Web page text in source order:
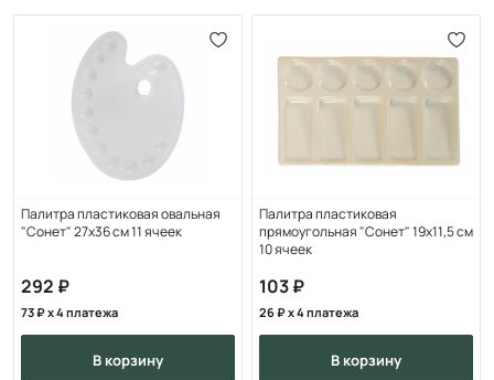
Палитра пластиковая овальная
"Сонет" 27х36 см 11 ячеек
292
73 x 4 платежа
в корзину
Палитра пластиковая
прямоугольная "Сонет" 19х11,5 см
10 ячеек
103
26 x 4 платежа
в корзину